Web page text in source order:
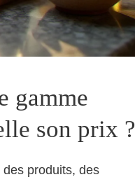
gamme
son prix ?
produits, des